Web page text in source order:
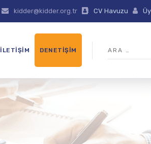
kidder@kidder.org.tr CV Havuzu
İLETIŞIM DENETIŞIM